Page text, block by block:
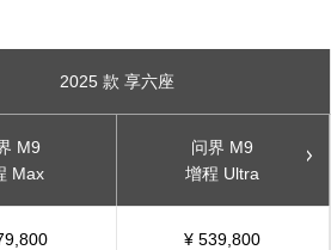
2025 款 享六座
M9
Max
问界 M9
增程 Ultra
¥ 539,800